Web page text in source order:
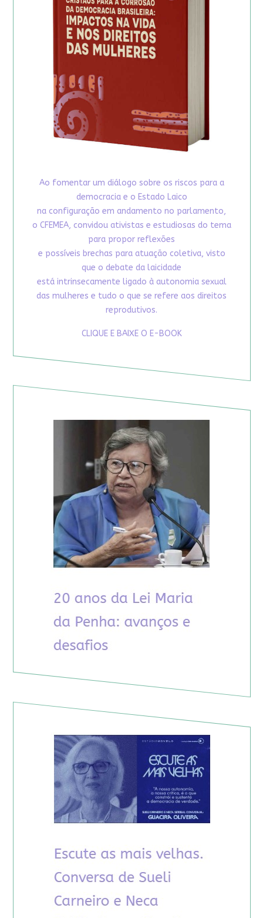
Ao fomentar um diálogo sobre os riscos para a
democracia e o Estado Laico
na configuração em andamento no parlamento,
o CFEMEA, convidou ativistas e estudiosas do tema
para propor reflexões
e possíveis brechas para atuação coletiva, visto
que o debate da laicidade
está intrinsecamente ligado à autonomia sexual
das mulheres e tudo o que se refere aos direitos
reprodutivos.
CLIQUE E BAIXE O E-BOOK